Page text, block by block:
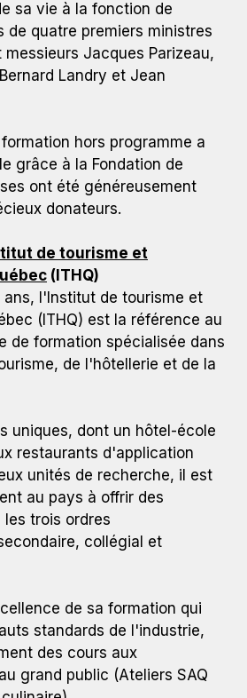
sa vie à la fonction de
de quatre premiers ministres
Jacques Parizeau,
Landry et Jean
hors programme a
grâce à la Fondation de
ont été généreusement
donateurs.
de tourisme et
(ITHQ)
ans, l'Institut de tourisme et
(ITHQ) est la référence au
de formation spécialisée dans
de l'hôtellerie et de la
uniques, dont un hôtel-école
restaurants d'application
unités de recherche, il est
au pays à offrir des
les trois ordres
collégial et
de sa formation qui
standards de l'industrie,
des cours aux
grand public (Ateliers SAQ